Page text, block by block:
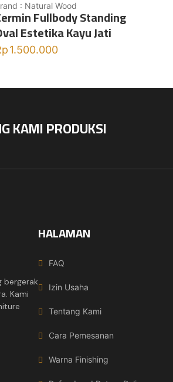
: Natural Wood
Fullbody Standing
Estetika Kayu Jati
1.500.000
KAMI PRODUKSI
bergerak
Kami
HALAMAN
FAQ
Izin Usaha
Tentang Kami
Cara Pemesanan
Warna Finishing